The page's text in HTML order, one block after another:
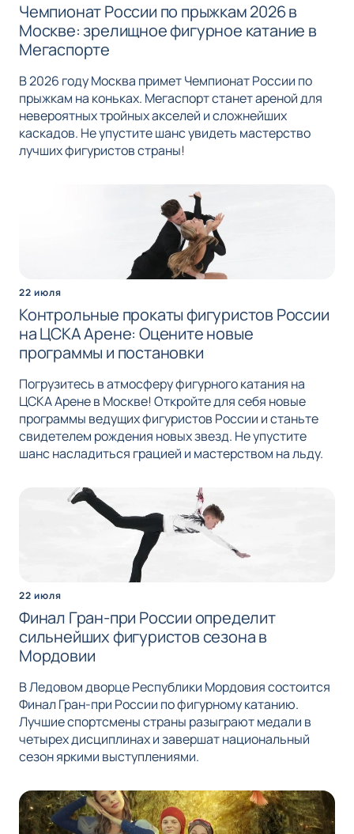
Чемпионат России по прыжкам 2026 в
Москве: зрелищное фигурное катание в
Мегаспорте
В 2026 году Москва примет Чемпионат России по
прыжкам на коньках. Мегаспорт станет ареной для
невероятных тройных акселей и сложнейших
каскадов. Не упустите шанс увидеть мастерство
лучших фигуристов страны!
22 июля
Контрольные прокаты фигуристов России
на ЦСКА Арене: Оцените новые
программы и постановки
Погрузитесь в атмосферу фигурного катания на
ЦСКА Арене в Москве! Откройте для себя новые
программы ведущих фигуристов России и станьте
свидетелем рождения новых звезд. Не упустите
шанс насладиться грацией и мастерством на льду.
22 июля
Финал Гран-при России определит
сильнейших фигуристов сезона в
Мордовии
В Ледовом дворце Республики Мордовия состоится
Финал Гран-при России по фигурному катанию.
Лучшие спортсмены страны разыграют медали в
четырех дисциплинах и завершат национальный
сезон яркими выступлениями.